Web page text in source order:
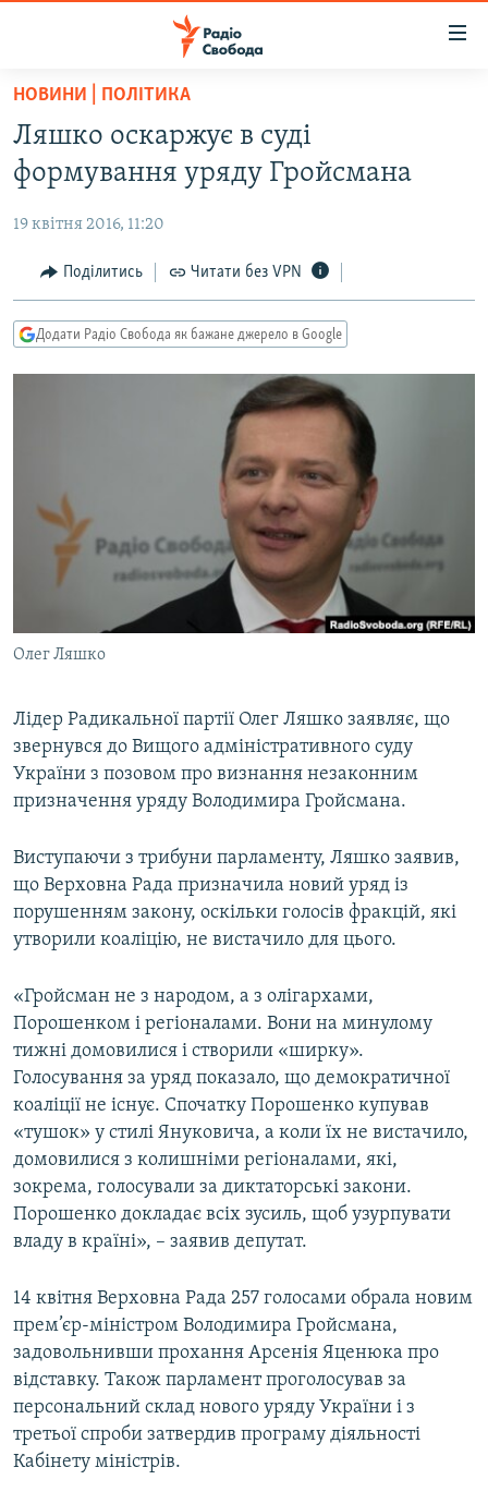
Перейти
основного
матеріалу
Перейти
до
навігації
Перейти
до
ВСЕ ЗА ДОБУ
СТАТТІ
ПОЛІТИКА
ЕКОНОМІКА
КУЛЬТУРА
ВІЙНА
РОСІЙСЬКА «ФІЛЬТРАЦІЯ»
КРИМ.РЕАЛІЇ
МУЛЬТИМЕДІА
ФОТО
СПЕЦПРОЄКТИ
ПОДКАСТИ
РУС
УКР
КТАТ
ДОЛУЧАЙСЯ!
Усі сайти RFE/RL
НОВИНИ | ПОЛІТИКА
Ляшко оскаржує в суді
формування уряду Гройсмана
19 квітня 2016, 11:20
Поділитись Читати без VPN
Додати Радіо Свобода як бажане джерело в Google
Олег Ляшко
Лідер Радикальної партії Олег Ляшко заявляє, що
звернувся до Вищого адміністративного суду
України з позовом про визнання незаконним
призначення уряду Володимира Гройсмана.
Виступаючи з трибуни парламенту, Ляшко заявив,
що Верховна Рада призначила новий уряд із
порушенням закону, оскільки голосів фракцій, які
утворили коаліцію, не вистачило для цього.
«Гройсман не з народом, а з олігархами,
Порошенком і регіоналами. Вони на минулому
тижні домовилися і створили «ширку».
Голосування за уряд показало, що демократичної
коаліції не існує. Спочатку Порошенко купував
«тушок» у стилі Януковича, а коли їх не вистачило,
домовилися з колишніми регіоналами, які,
зокрема, голосували за диктаторські закони.
Порошенко докладає всіх зусиль, щоб узурпувати
владу в країні», – заявив депутат.
14 квітня Верховна Рада 257 голосами обрала новим
прем’єр-міністром Володимира Гройсмана,
задовольнивши прохання Арсенія Яценюка про
відставку. Також парламент проголосував за
персональний склад нового уряду України і з
третьої спроби затвердив програму діяльності
Кабінету міністрів.